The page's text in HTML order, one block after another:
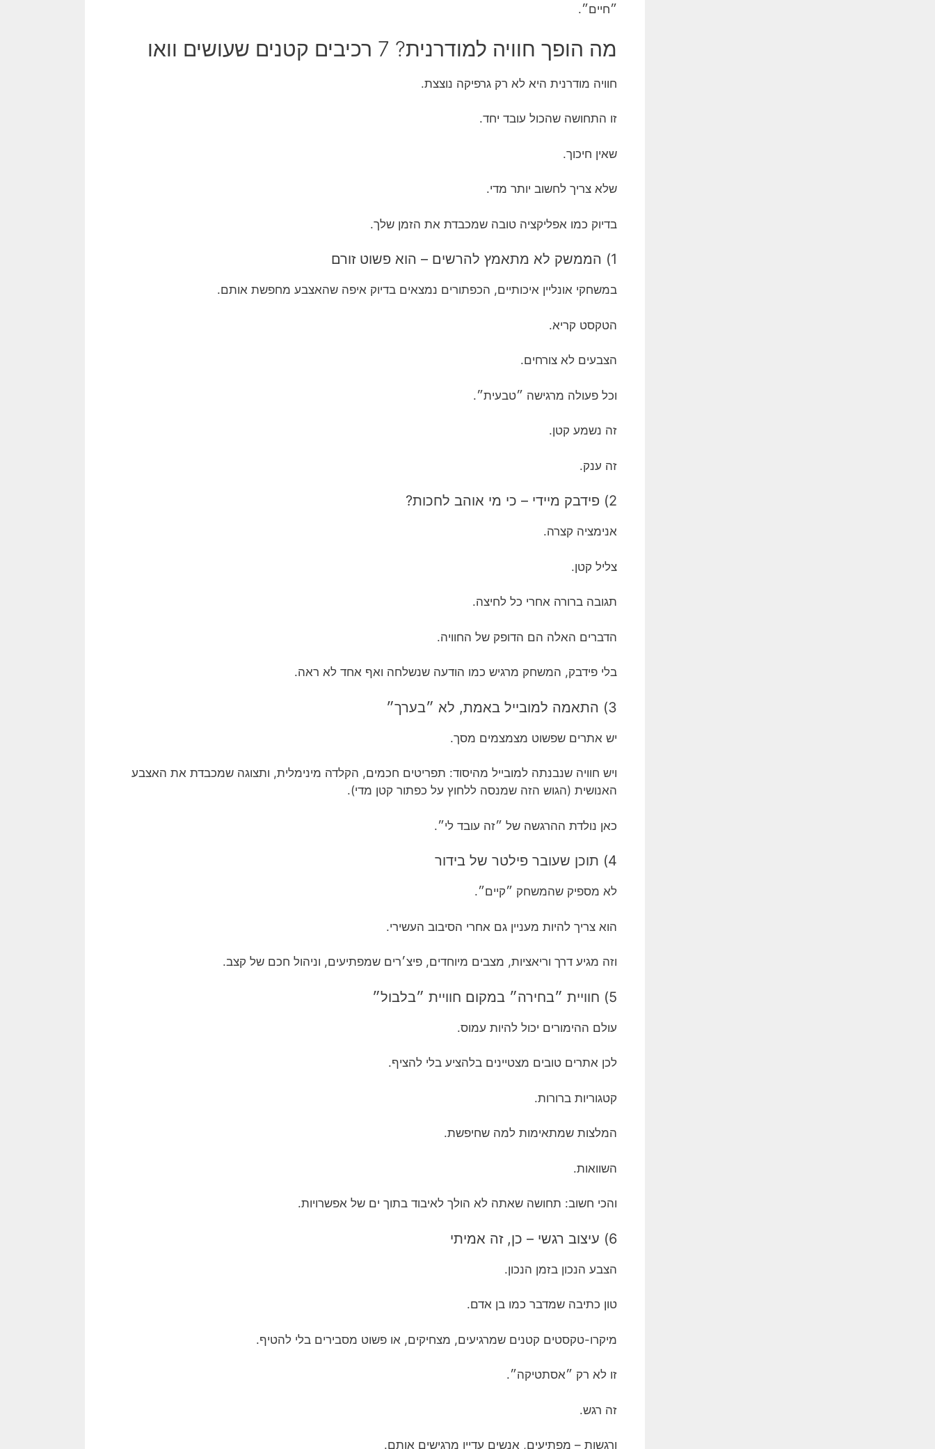
״חיים״.
מה הופך חוויה למודרנית? 7 רכיבים קטנים שעושים וואו
חוויה מודרנית היא לא רק גרפיקה נוצצת.
זו התחושה שהכול עובד יחד.
שאין חיכוך.
שלא צריך לחשוב יותר מדי.
בדיוק כמו אפליקציה טובה שמכבדת את הזמן שלך.
1) הממשק לא מתאמץ להרשים – הוא פשוט זורם
במשחקי אונליין איכותיים, הכפתורים נמצאים בדיוק איפה שהאצבע מחפשת אותם.
הטקסט קריא.
הצבעים לא צורחים.
וכל פעולה מרגישה ״טבעית״.
זה נשמע קטן.
זה ענק.
2) פידבק מיידי – כי מי אוהב לחכות?
אנימציה קצרה.
צליל קטן.
תגובה ברורה אחרי כל לחיצה.
הדברים האלה הם הדופק של החוויה.
בלי פידבק, המשחק מרגיש כמו הודעה שנשלחה ואף אחד לא ראה.
3) התאמה למובייל באמת, לא ״בערך״
יש אתרים שפשוט מצמצמים מסך.
ויש חוויה שנבנתה למובייל מהיסוד: תפריטים חכמים, הקלדה מינימלית, ותצוגה שמכבדת את האצבע
האנושית (הגוש הזה שמנסה ללחוץ על כפתור קטן מדי).
כאן נולדת ההרגשה של ״זה עובד לי״.
4) תוכן שעובר פילטר של בידור
לא מספיק שהמשחק ״קיים״.
הוא צריך להיות מעניין גם אחרי הסיבוב העשירי.
וזה מגיע דרך וריאציות, מצבים מיוחדים, פיצ׳רים שמפתיעים, וניהול חכם של קצב.
5) חוויית ״בחירה״ במקום חוויית ״בלבול״
עולם ההימורים יכול להיות עמוס.
לכן אתרים טובים מצטיינים בלהציע בלי להציף.
קטגוריות ברורות.
המלצות שמתאימות למה שחיפשת.
השוואות.
והכי חשוב: תחושה שאתה לא הולך לאיבוד בתוך ים של אפשרויות.
6) עיצוב רגשי – כן, זה אמיתי
הצבע הנכון בזמן הנכון.
טון כתיבה שמדבר כמו בן אדם.
מיקרו-טקסטים קטנים שמרגיעים, מצחיקים, או פשוט מסבירים בלי להטיף.
זו לא רק ״אסתטיקה״.
זה רגש.
ורגשות – מפתיעים, אנשים עדיין מרגישים אותם.